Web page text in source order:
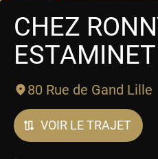
CHEZ
ESTAMINET
80 Rue de Gand Lille
VOIR LE TRAJET